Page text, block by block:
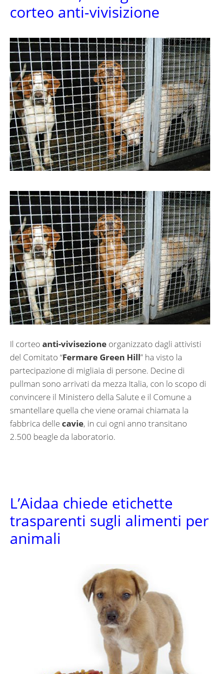
corteo anti-vivisizione
Il corteo anti-vivisezione organizzato dagli attivisti
del Comitato “Fermare Green Hill” ha visto la
partecipazione di migliaia di persone. Decine di
pullman sono arrivati da mezza Italia, con lo scopo di
convincere il Ministero della Salute e il Comune a
smantellare quella che viene oramai chiamata la
fabbrica dellecavie, in cui ogni anno transitano
2.500 beagle da laboratorio.
L’Aidaa chiede etichette
trasparenti sugli alimenti per
animali